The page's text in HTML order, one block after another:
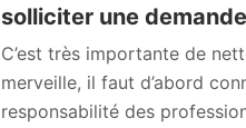
solliciter une
C’est très importante de
merveille, il faut d’abord
responsabilité des